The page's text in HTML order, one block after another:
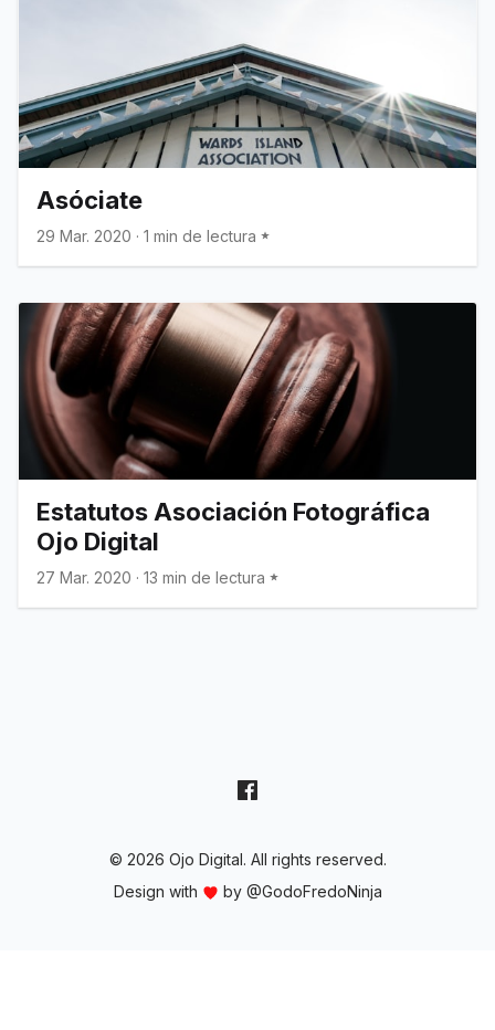
Asóciate
29 Mar. 2020 · 1 min de lectura
Estatutos Asociación Fotográfica
Ojo Digital
27 Mar. 2020 · 13 min de lectura
© 2026 Ojo Digital. All rights reserved.
Design with
by @GodoFredoNinja